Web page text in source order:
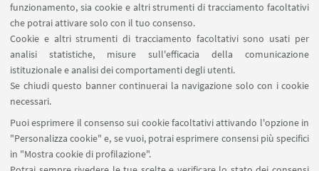
funzionamento, sia cookie e altri strumenti di tracciamento facoltativi
che potrai attivare solo con il tuo consenso.
Cookie e altri strumenti di tracciamento facoltativi sono usati per
analisi statistiche, misure sull'efficacia della comunicazione
istituzionale e analisi dei comportamenti degli utenti.
Se chiudi questo banner continuerai la navigazione solo con i cookie
necessari.
Puoi esprimere il consenso sui cookie facoltativi attivando l'opzione in
"Personalizza cookie" e, se vuoi, potrai esprimere consensi più specifici
in "Mostra cookie di profilazione".
Marino
«
Precedenti
12
elementi
7 ... 124